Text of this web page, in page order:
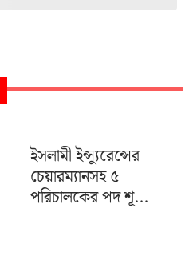
ইসলামী ইন্স্যুরেন্সের
চেয়ারম্যানসহ ৫
পরিচালকের পদ শূ...